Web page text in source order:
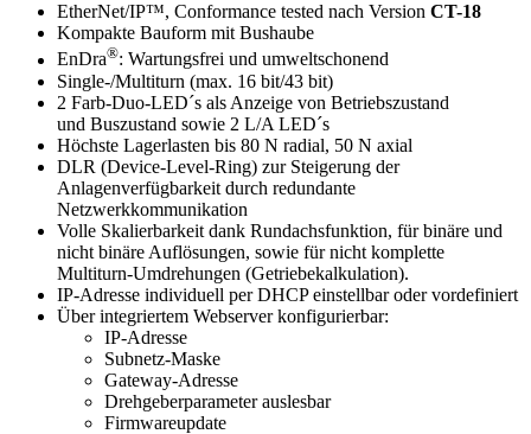
EtherNet/IP™, Conformance tested nach Version CT-18
Kompakte Bauform mit Bushaube
EnDra®: Wartungsfrei und umweltschonend
Single-/Multiturn (max. 16 bit/43 bit)
2 Farb-Duo-LED´s als Anzeige von Betriebszustand
und Buszustand sowie 2 L/A LED´s
Höchste Lagerlasten bis 80 N radial, 50 N axial
DLR (Device-Level-Ring) zur Steigerung der
Anlagenverfügbarkeit durch redundante
Netzwerkkommunikation
Volle Skalierbarkeit dank Rundachsfunktion, für binäre und
nicht binäre Auflösungen, sowie für nicht komplette
Multiturn-Umdrehungen (Getriebekalkulation).
IP-Adresse individuell per DHCP einstellbar oder vordefiniert
Über integriertem Webserver konfigurierbar:
IP-Adresse
Subnetz-Maske
Gateway-Adresse
Drehgeberparameter auslesbar
Firmwareupdate